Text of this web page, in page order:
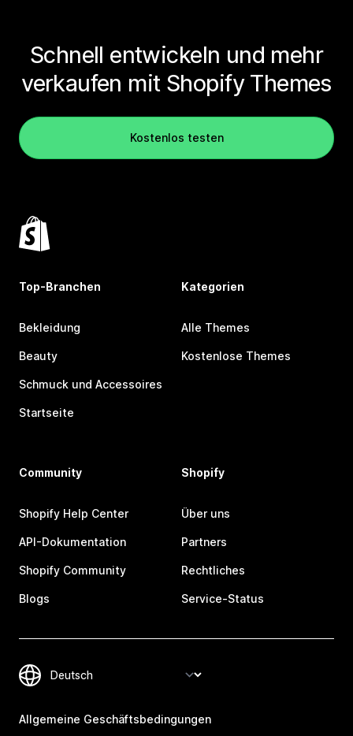
Schnell entwickeln und mehr
verkaufen mit Shopify Themes
Kostenlos testen
Top-Branchen
Bekleidung
Beauty
Schmuck und Accessoires
Startseite
Kategorien
Alle Themes
Kostenlose Themes
Community
Shopify Help Center
API-Dokumentation
Shopify Community
Blogs
Shopify
Über uns
Partners
Rechtliches
Service-Status
Allgemeine Geschäftsbedingungen